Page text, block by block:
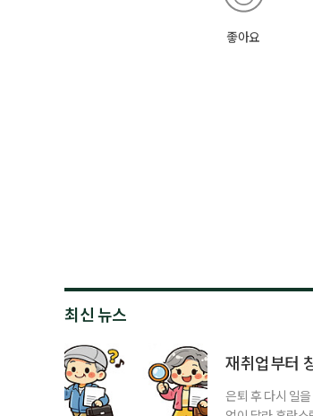
좋아요
최신 뉴스
재취업부터
은퇴 후 다시 일